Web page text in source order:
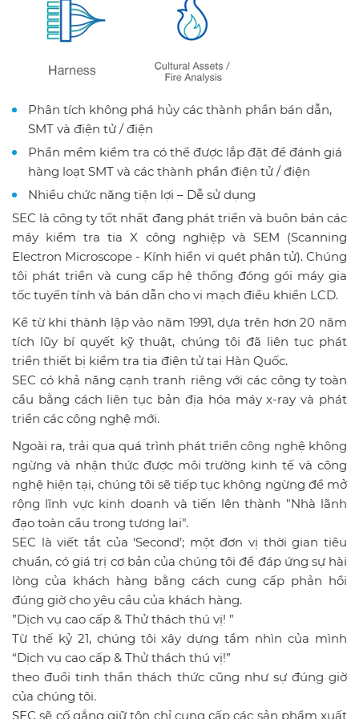
Phân tích không phá hủy các thành phần bán dẫn,
SMT và điện tử / điện
Phần mềm kiểm tra có thể được lắp đặt để đánh giá
hàng loạt SMT và các thành phần điện tử / điện
Nhiều chức năng tiện lợi – Dễ sử dụng
SEC là công ty tốt nhất đang phát triển và buôn bán các
máy kiểm tra tia X công nghiệp và SEM (Scanning
Electron Microscope - Kính hiển vi quét phân tử). Chúng
tôi phát triển và cung cấp hệ thống đóng gói máy gia
tốc tuyến tính và bán dẫn cho vi mạch điều khiển LCD.
Kể từ khi thành lập vào năm 1991, dựa trên hơn 20 năm
tích lũy bí quyết kỹ thuật, chúng tôi đã liên tục phát
triển thiết bị kiểm tra tia điện tử tại Hàn Quốc.
SEC có khả năng cạnh tranh riêng với các công ty toàn
cầu bằng cách liên tục bản địa hóa máy x-ray và phát
triển các công nghệ mới.
Ngoài ra, trải qua quá trình phát triển công nghệ không
ngừng và nhận thức được môi trường kinh tế và công
nghệ hiện tại, chúng tôi sẽ tiếp tục không ngừng để mở
rộng lĩnh vực kinh doanh và tiến lên thành "Nhà lãnh
đạo toàn cầu trong tương lai".
SEC là viết tắt của ‘Second’; một đơn vị thời gian tiêu
chuẩn, có giá trị cơ bản của chúng tôi để đáp ứng sự hài
lòng của khách hàng bằng cách cung cấp phản hồi
đúng giờ cho yêu cầu của khách hàng.
”Dịch vụ cao cấp & Thử thách thú vị! ”
Từ thế kỷ 21, chúng tôi xây dựng tầm nhìn của mình
“Dịch vụ cao cấp & Thử thách thú vị!”
theo đuổi tinh thần thách thức cũng như sự đúng giờ
của chúng tôi.
SEC sẽ cố gắng giữ tôn chỉ cung cấp các sản phẩm xuất